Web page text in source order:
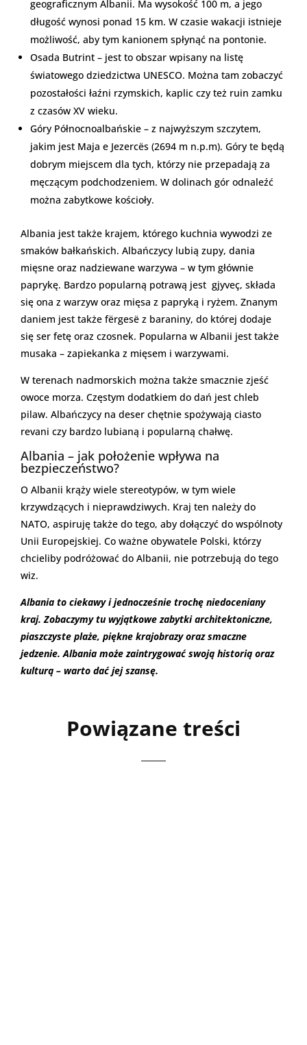
geograficznym Albanii. Ma wysokość 100 m, a jego
długość wynosi ponad 15 km. W czasie wakacji istnieje
możliwość, aby tym kanionem spłynąć na pontonie.
Osada Butrint – jest to obszar wpisany na listę
światowego dziedzictwa UNESCO. Można tam zobaczyć
pozostałości łaźni rzymskich, kaplic czy też ruin zamku
z czasów XV wieku.
Góry Północnoalbańskie – z najwyższym szczytem,
jakim jest Maja e Jezercës (2694 m n.p.m). Góry te będą
dobrym miejscem dla tych, którzy nie przepadają za
męczącym podchodzeniem. W dolinach gór odnaleźć
można zabytkowe kościoły.
Albania jest także krajem, którego kuchnia wywodzi ze
smaków bałkańskich. Albańczycy lubią zupy, dania
mięsne oraz nadziewane warzywa – w tym głównie
paprykę. Bardzo popularną potrawą jest gjyveç, składa
się ona z warzyw oraz mięsa z papryką i ryżem. Znanym
daniem jest także fërgesë z baraniny, do której dodaje
się ser fetę oraz czosnek. Popularna w Albanii jest także
musaka – zapiekanka z mięsem i warzywami.
W terenach nadmorskich można także smacznie zjeść
owoce morza. Częstym dodatkiem do dań jest chleb
pilaw. Albańczycy na deser chętnie spożywają ciasto
revani czy bardzo lubianą i popularną chałwę.
Albania – jak położenie wpływa na
bezpieczeństwo?
O Albanii krąży wiele stereotypów, w tym wiele
krzywdzących i nieprawdziwych. Kraj ten należy do
NATO, aspiruję także do tego, aby dołączyć do wspólnoty
Unii Europejskiej. Co ważne obywatele Polski, którzy
chcieliby podróżować do Albanii, nie potrzebują do tego
wiz.
Albania to ciekawy i jednocześnie trochę niedoceniany
kraj. Zobaczymy tu wyjątkowe zabytki architektoniczne,
piaszczyste plaże, piękne krajobrazy oraz smaczne
jedzenie. Albania może zaintrygować swoją historią oraz
kulturą – warto dać jej szansę.
Powiązane treści